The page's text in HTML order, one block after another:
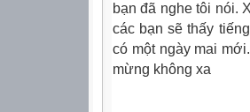
bạn đã nghe tôi nói.
các bạn sẽ thấy
có một ngày mai mới.
mừng không xa